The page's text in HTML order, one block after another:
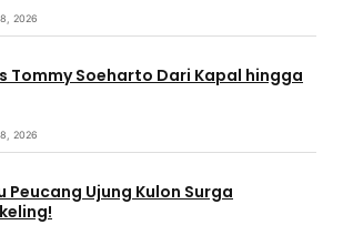
2026
Tommy Soeharto Dari Kapal hingga
2026
Peucang Ujung Kulon Surga